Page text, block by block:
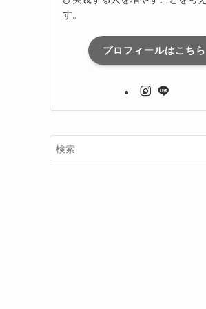
す。
プロフィールはこちら